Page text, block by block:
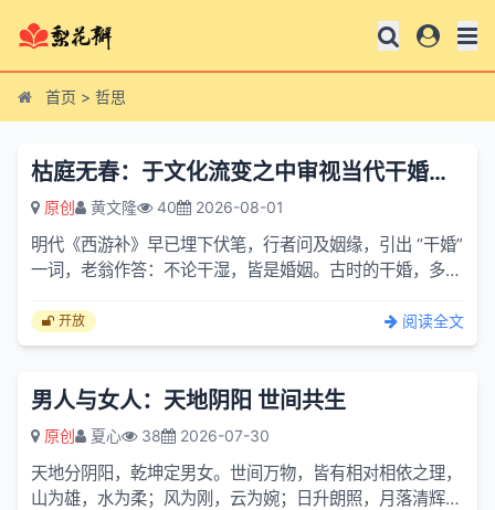
首页 > 哲思
枯庭无春：于文化流变之中审视当代干婚现象
原创 黄文隆 40 2026-08-01
明代《西游补》早已埋下伏笔，行者问及姻缘，引出 “干婚”
一词，老翁作答：不论干湿，皆是婚姻。古时的干婚，多是
会...开放 阅读全文
男人与女人：天地阴阳 世间共生
原创 夏心 38 2026-07-30
天地分阴阳，乾坤定男女。世间万物，皆有相对相依之理，
山为雄，水为柔；风为刚，云为婉；日升朗照，月落清辉，